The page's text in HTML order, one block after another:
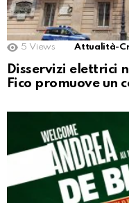
5 Views Attualità-
Disservizi elettrici
Fico promuove un